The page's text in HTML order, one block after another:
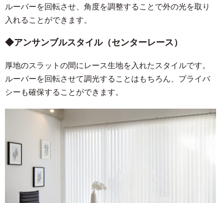
ルーバーを回転させ、角度を調整することで外の光を取り
入れることができます。
アンサンブルスタイル（センターレース）
厚地のスラットの間にレース生地を入れたスタイルです。
ルーバーを回転させて調光することはもちろん、プライバ
シーも確保することができます。